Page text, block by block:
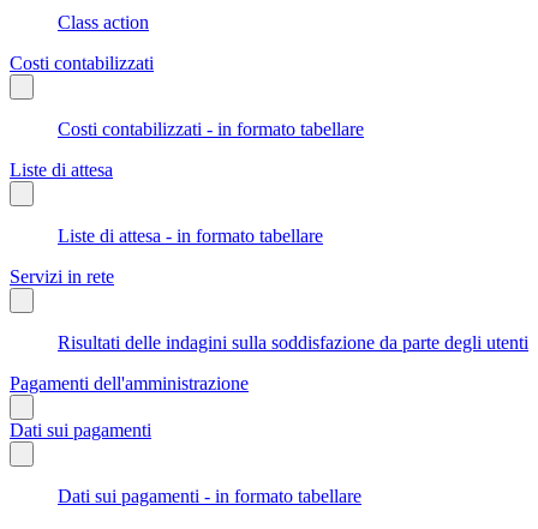
Class action
Costi contabilizzati
Costi contabilizzati - in formato tabellare
Liste di attesa
Liste di attesa - in formato tabellare
Servizi in rete
Risultati delle indagini sulla soddisfazione da parte degli utenti
Pagamenti dell'amministrazione
Dati sui pagamenti
Dati sui pagamenti - in formato tabellare